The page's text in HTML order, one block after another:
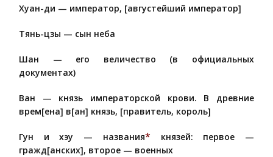
Хуан-ди — император, [августейший император]
Тянь-цзы — сын неба
Шан — его величество (в официальных
документах)
Ван — князь императорской крови. В древние
врем[ена] в[ан] князь, [правитель, король]
Гун и хэу — названия* князей: первое —
гражд[анских], второе — военных